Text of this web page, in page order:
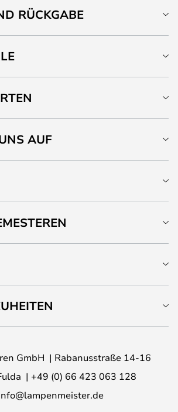
RÜCKGABE
AUF
GmbH
Rabanusstraße 14-16
+49 (0) 66 423 063 128